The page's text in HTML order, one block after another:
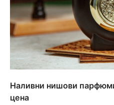
Наливни нишови
цена